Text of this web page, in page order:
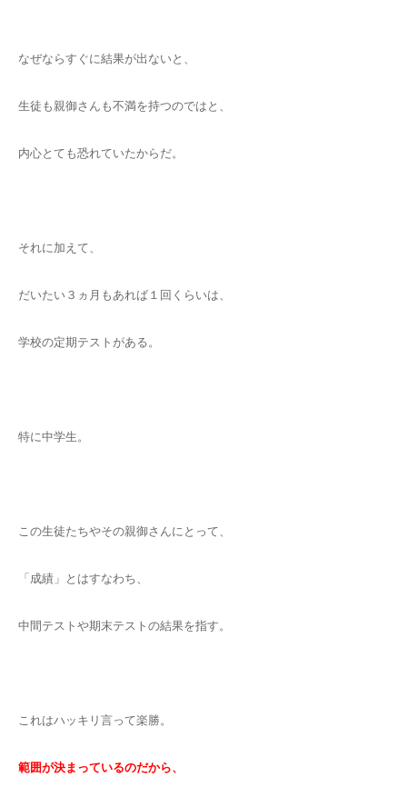
なぜならすぐに結果が出ないと、
生徒も親御さんも不満を持つのではと、
内心とても恐れていたからだ。
それに加えて、
だいたい３ヵ月もあれば１回くらいは、
学校の定期テストがある。
特に中学生。
この生徒たちやその親御さんにとって、
「成績」とはすなわち、
中間テストや期末テストの結果を指す。
これはハッキリ言って楽勝。
範囲が決まっているのだから、